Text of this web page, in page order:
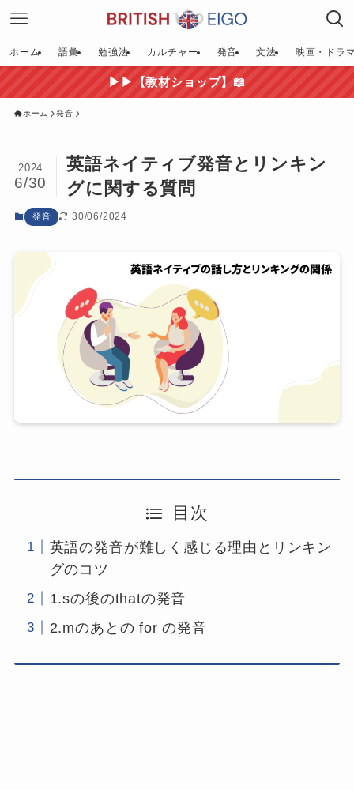
ホーム 語彙 勉強法 カルチャー 発音 文法 映画・ドラ
▶▶【教材ショップ】📖
ホーム 発音
英語ネイティブ発音とリンキン
グに関する質問
2024
6/30
発音 30/06/2024
目次
英語の発音が難しく感じる理由とリンキン
グのコツ
1.sの後のthatの発音
2.mのあとの for の発音